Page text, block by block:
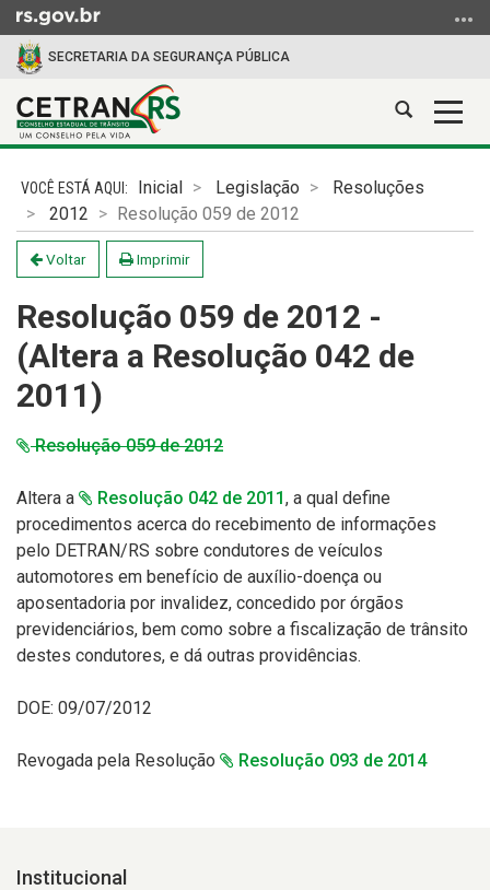
para
para
menu
para
busca
SECRETARIA DA SEGURANÇA PÚBLICA
Abrir
conteúdo
Inicial Legislação
Resoluções
2012
Resolução 059 de 2012
Voltar Imprimir
Resolução 059 de 2012 -
(Altera a Resolução 042 de
2011)
Resolução 059 de 2012
Altera a Resolução 042 de 2011, a qual define
procedimentos acerca do recebimento de informações
pelo DETRAN/RS sobre condutores de veículos
automotores em benefício de auxílio-doença ou
aposentadoria por invalidez, concedido por órgãos
previdenciários, bem como sobre a fiscalização de trânsito
destes condutores, e dá outras providências.
DOE: 09/07/2012
Revogada pela Resolução Resolução 093 de 2014
Institucional